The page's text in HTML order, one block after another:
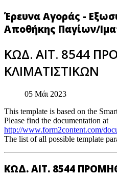
Έρευνα Αγοράς -
Αποθήκης Παγίων/
ΚΩΔ. ΑΙΤ. 8544
ΚΛΙΜΑΤΙΣΤΙΚΩΝ
05 Μάι 2023
This template is based on the
Please find the documentation at
http://www.form2content.com/
The list of all possible template
ΚΩΔ. ΑΙΤ. 8544